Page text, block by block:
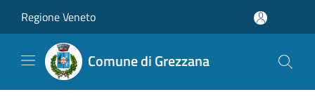
Regione Veneto
Comune di Grezzana